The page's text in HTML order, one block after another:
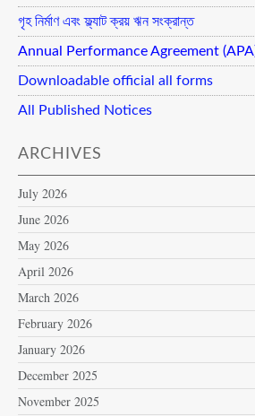
গৃহ নির্মাণ এবং ফ্ল্যাট ক্রয় ঋন সংক্রান্ত
Annual Performance Agreement
Downloadable official all forms
All Published Notices
ARCHIVES
July 2026
June 2026
May 2026
April 2026
March 2026
February 2026
January 2026
December 2025
November 2025